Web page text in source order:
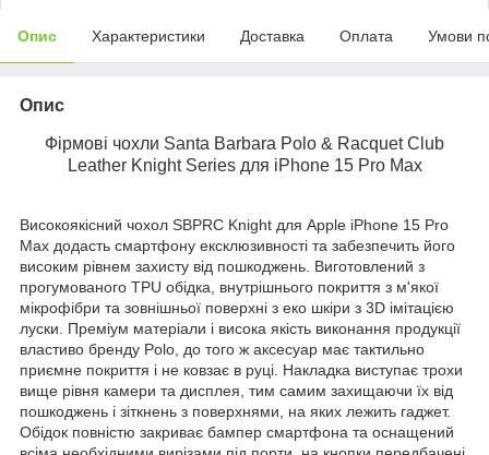
Опис Характеристики Доставка Оплата Умови
Опис
Фірмові чохли Santa Barbara Polo & Racquet Club
Leather Knight Series для iPhone 15 Pro Max
Високоякісний чохол SBPRC Knight для Apple iPhone 15 Pro
Max додасть смартфону ексклюзивності та забезпечить його
високим рівнем захисту від пошкоджень. Виготовлений з
прогумованого TPU обідка, внутрішнього покриття з м'якої
мікрофібри та зовнішньої поверхні з еко шкіри з 3D імітацією
луски. Преміум матеріали і висока якість виконання продукції
властиво бренду Polo, до того ж аксесуар має тактильно
приємне покриття і не ковзає в руці. Накладка виступає трохи
вище рівня камери та дисплея, тим самим захищаючи їх від
пошкоджень і зіткнень з поверхнями, на яких лежить гаджет.
Обідок повністю закриває бампер смартфона та оснащений